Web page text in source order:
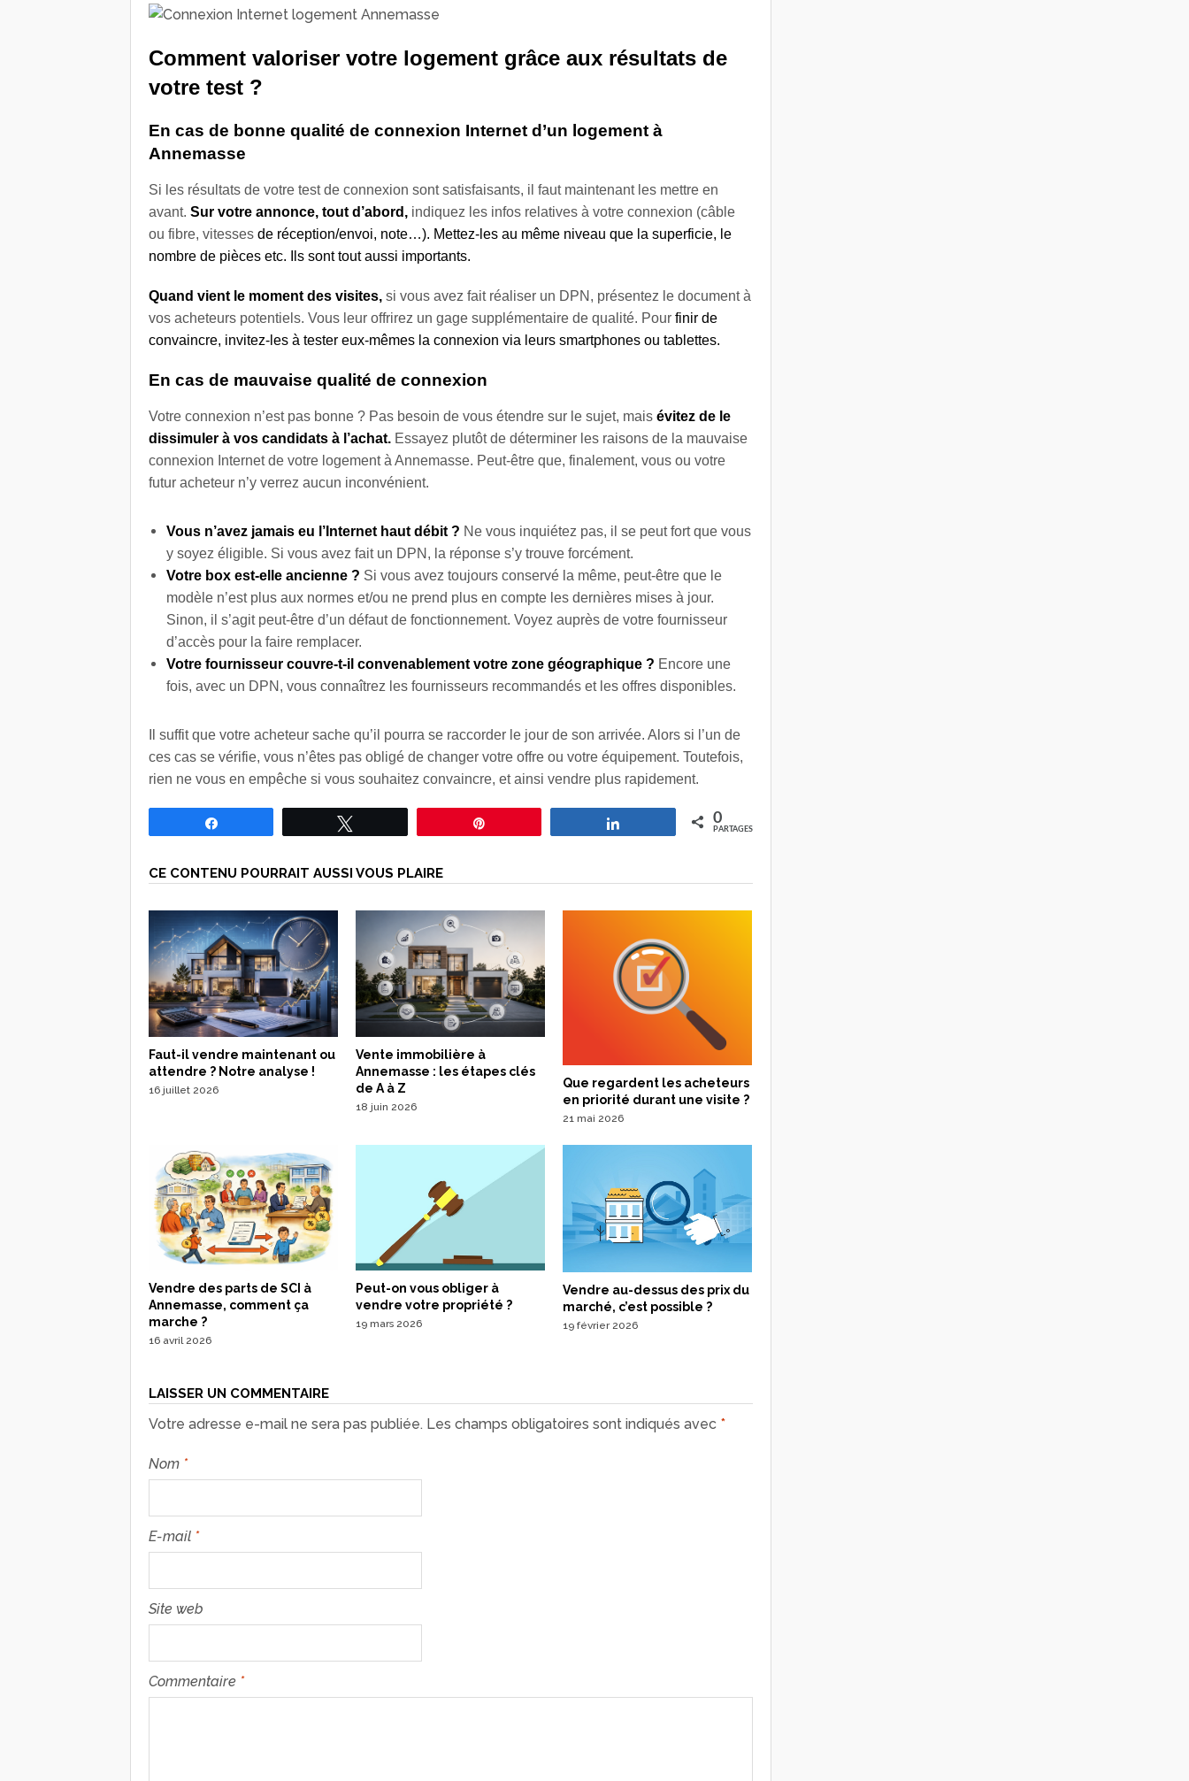
Comment valoriser votre logement grâce aux résultats de
votre test ?
En cas de bonne qualité de connexion Internet d’un logement à
Annemasse
Si les résultats de votre test de connexion sont satisfaisants, il faut maintenant les mettre en
avant. Sur votre annonce, tout d’abord, indiquez les infos relatives à votre connexion (câble
ou fibre, vitesses de réception/envoi, note…). Mettez-les au même niveau que la superficie, le
nombre de pièces etc. Ils sont tout aussi importants.
Quand vient le moment des visites, si vous avez fait réaliser un DPN, présentez le document à
vos acheteurs potentiels. Vous leur offrirez un gage supplémentaire de qualité. Pour finir de
convaincre, invitez-les à tester eux-mêmes la connexion via leurs smartphones ou tablettes.
En cas de mauvaise qualité de connexion
Votre connexion n’est pas bonne ? Pas besoin de vous étendre sur le sujet, mais évitez de le
dissimuler à vos candidats à l’achat. Essayez plutôt de déterminer les raisons de la mauvaise
connexion Internet de votre logement à Annemasse. Peut-être que, finalement, vous ou votre
futur acheteur n’y verrez aucun inconvénient.
Vous n’avez jamais eu l’Internet haut débit ? Ne vous inquiétez pas, il se peut fort que vous
y soyez éligible. Si vous avez fait un DPN, la réponse s’y trouve forcément.
Votre box est-elle ancienne ? Si vous avez toujours conservé la même, peut-être que le
modèle n’est plus aux normes et/ou ne prend plus en compte les dernières mises à jour.
Sinon, il s’agit peut-être d’un défaut de fonctionnement. Voyez auprès de votre fournisseur
d’accès pour la faire remplacer.
Votre fournisseur couvre-t-il convenablement votre zone géographique ? Encore une
fois, avec un DPN, vous connaîtrez les fournisseurs recommandés et les offres disponibles.
Il suffit que votre acheteur sache qu’il pourra se raccorder le jour de son arrivée. Alors si l’un de
ces cas se vérifie, vous n’êtes pas obligé de changer votre offre ou votre équipement. Toutefois,
rien ne vous en empêche si vous souhaitez convaincre, et ainsi vendre plus rapidement.
0
PARTAGES
CE CONTENU POURRAIT AUSSI VOUS PLAIRE
Faut-il vendre maintenant ou
attendre ? Notre analyse !
16 juillet 2026
Vente immobilière à
Annemasse : les étapes clés
de A à Z
18 juin 2026
Que regardent les acheteurs
en priorité durant une visite ?
21 mai 2026
Vendre des parts de SCI à
Annemasse, comment ça
marche ?
16 avril 2026
Peut-on vous obliger à
vendre votre propriété ?
19 mars 2026
Vendre au-dessus des prix du
marché, c’est possible ?
19 février 2026
LAISSER UN COMMENTAIRE
Votre adresse e-mail ne sera pas publiée. Les champs obligatoires sont indiqués avec *
Nom *
E-mail *
Site web
Commentaire *